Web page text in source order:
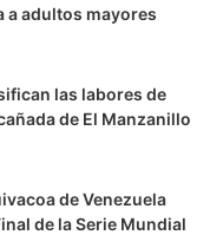
a adultos mayores
las labores de
de El Manzanillo
de Venezuela
de la Serie Mundial